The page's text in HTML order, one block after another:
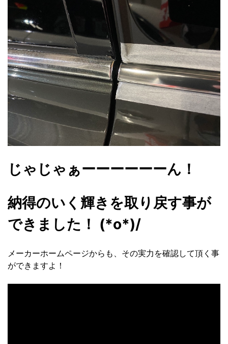
じゃじゃぁーーーーーーん！
納得のいく輝きを取り戻す事が
できました！ (*o*)/
メーカーホームページからも、その実力を確認して頂く事
ができますよ！